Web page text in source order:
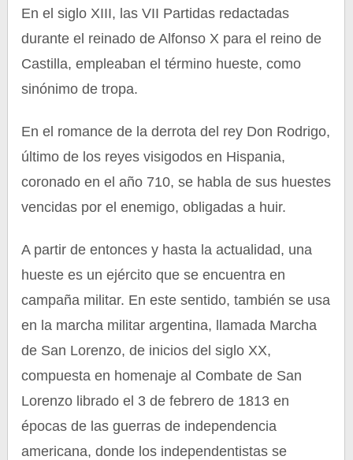
En el siglo XIII, las VII Partidas redactadas
durante el reinado de Alfonso X para el reino de
Castilla, empleaban el término hueste, como
sinónimo de tropa.
En el romance de la derrota del rey Don Rodrigo,
último de los reyes visigodos en Hispania,
coronado en el año 710, se habla de sus huestes
vencidas por el enemigo, obligadas a huir.
A partir de entonces y hasta la actualidad, una
hueste es un ejército que se encuentra en
campaña militar. En este sentido, también se usa
en la marcha militar argentina, llamada Marcha
de San Lorenzo, de inicios del siglo XX,
compuesta en homenaje al Combate de San
Lorenzo librado el 3 de febrero de 1813 en
épocas de las guerras de independencia
americana, donde los independentistas se